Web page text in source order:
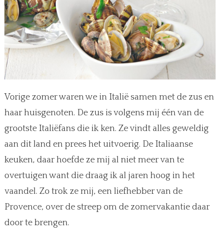
Vorige zomer waren we in Italië samen met de zus en
haar huisgenoten. De zus is volgens mij één van de
grootste Italiëfans die ik ken. Ze vindt alles geweldig
aan dit land en prees het uitvoerig. De Italiaanse
keuken, daar hoefde ze mij al niet meer van te
overtuigen want die draag ik al jaren hoog in het
vaandel. Zo trok ze mij, een liefhebber van de
Provence, over de streep om de zomervakantie daar
door te brengen.